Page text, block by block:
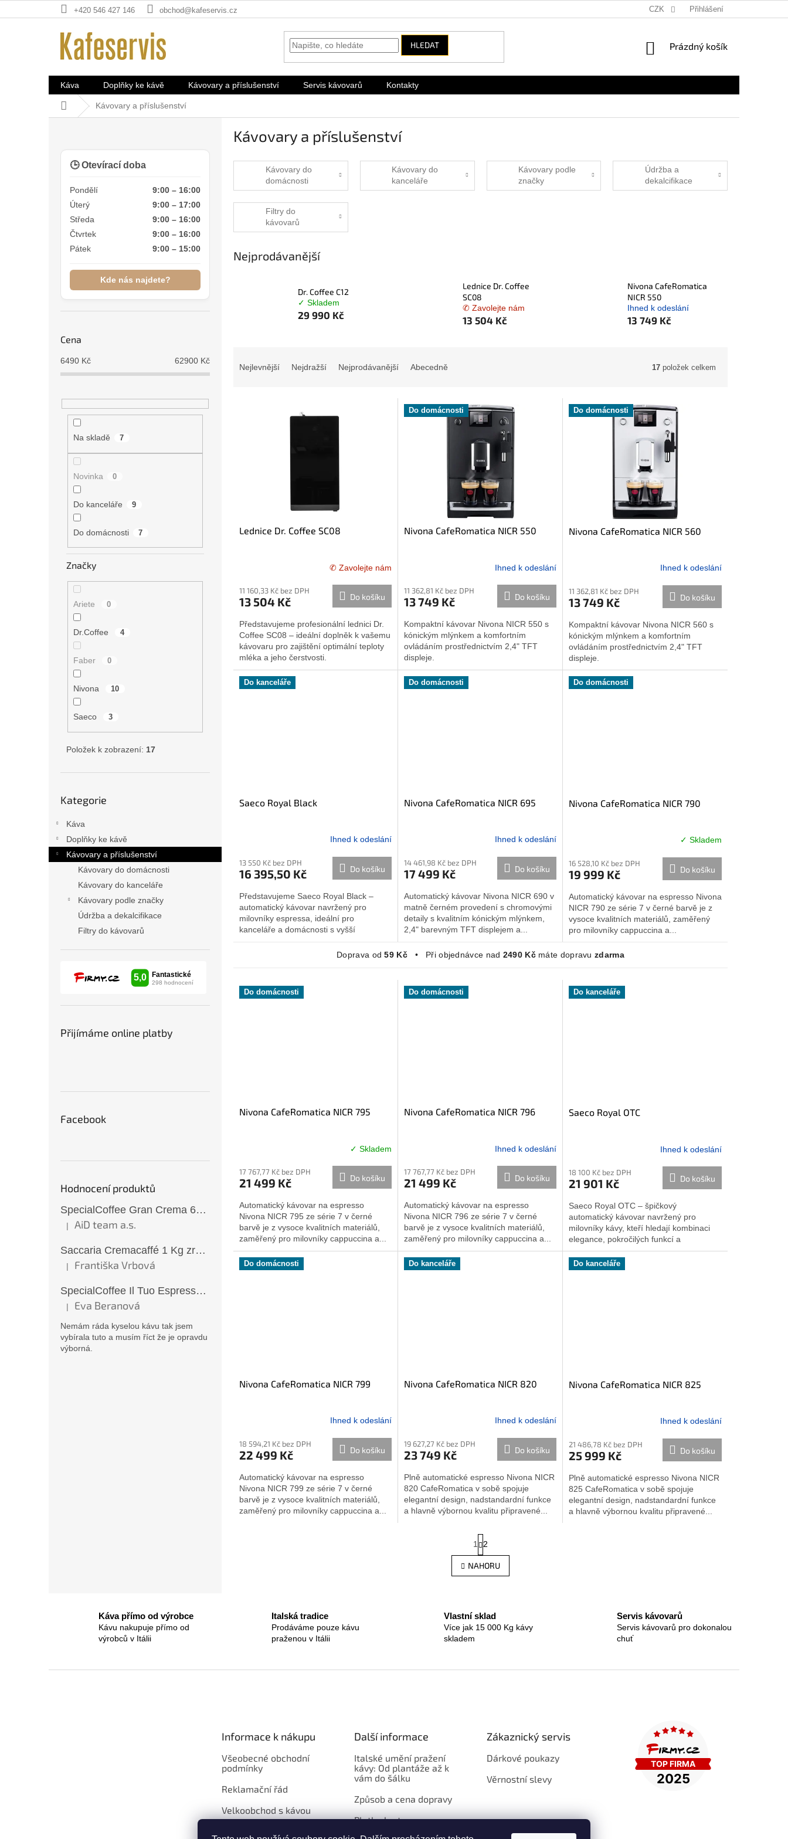
na
+420 546 427 146 obchod@kafeservis.cz CZK Přihlášení
HLEDAT
NÁKUPNÍ
Prázdný košík
Káva Doplňky ke kávě Kávovary a příslušenství Servis kávovarů Kontakty
Domů Kávovary a příslušenství
🕒 Otevírací doba
Pondělí
9:00 – 16:00
Úterý
9:00 – 17:00
Středa
9:00 – 16:00
Čtvrtek
9:00 – 16:00
Pátek
9:00 – 15:00
Kde nás najdete?
Cena
6490 Kč 62900 Kč
Na skladě 7
Novinka 0
Do kanceláře 9
Do domácnosti 7
Značky
Ariete 0
Dr.Coffee 4
Faber 0
Nivona 10
Saeco 3
Položek k zobrazení: 17
kategorie
Kategorie
Káva
Doplňky ke kávě
Kávovary a příslušenství
Kávovary do domácnosti
Kávovary do kanceláře
Kávovary podle značky
Údržba a dekalcifikace
Filtry do kávovarů
Přijímáme online platby
Facebook
Hodnocení produktů
SpecialCoffee Gran Crema 6x1 Kg zrnková káva
Hodnocení produktu je 5 z 5 hvězdiček.
| AiD team a.s.
Saccaria Cremacaffé 1 Kg zrnková káva
Hodnocení produktu je 5 z 5 hvězdiček.
| Františka Vrbová
SpecialCoffee Il Tuo Espresso 1 Kg zrnková káva
Hodnocení produktu je 5 z 5 hvězdiček.
| Eva Beranová
Nemám ráda kyselou kávu tak jsem
vybírala tuto a musím říct že je opravdu
výborná.
Kávovary a příslušenství
Kávovary do
domácnosti
Kávovary do
kanceláře
Kávovary podle
značky
Údržba a
dekalcifikace
Filtry do
kávovarů
Nejprodávanější
Dr. Coffee C12
✓ Skladem
29 990 Kč
Lednice Dr. Coffee
SC08
✆ Zavolejte nám
13 504 Kč
Nivona CafeRomatica
NICR 550
Ihned k odeslání
13 749 Kč
Nejlevnější Nejdražší Nejprodávanější Abecedně 17 položek celkem
Lednice Dr. Coffee SC08
✆ Zavolejte nám
11 160,33 Kč bez DPH
13 504 Kč Do košíku
Představujeme profesionální lednici Dr.
Coffee SC08 – ideální doplněk k vašemu
kávovaru pro zajištění optimální teploty
mléka a jeho čerstvosti.
Do domácnosti
Nivona CafeRomatica NICR 550
Ihned k odeslání
11 362,81 Kč bez DPH
13 749 Kč Do košíku
Kompaktní kávovar Nivona NICR 550 s
kónickým mlýnkem a komfortním
ovládáním prostřednictvím 2,4" TFT
displeje.
Do domácnosti
Nivona CafeRomatica NICR 560
produktu
je
z
5
hvězdiček.
Ihned k odeslání
11 362,81 Kč bez DPH
13 749 Kč Do košíku
Kompaktní kávovar Nivona NICR 560 s
kónickým mlýnkem a komfortním
ovládáním prostřednictvím 2,4" TFT
displeje.
Do kanceláře
Saeco Royal Black
Ihned k odeslání
13 550 Kč bez DPH
16 395,50 Kč Do košíku
Představujeme Saeco Royal Black –
automatický kávovar navržený pro
milovníky espressa, ideální pro
kanceláře a domácnosti s vyšší
Do domácnosti
Nivona CafeRomatica NICR 695
produktu
je
z
5
hvězdiček.
Ihned k odeslání
14 461,98 Kč bez DPH
17 499 Kč Do košíku
Automatický kávovar Nivona NICR 690 v
matně černém provedení s chromovými
detaily s kvalitním kónickým mlýnkem,
2,4" barevným TFT displejem a...
Do domácnosti
Nivona CafeRomatica NICR 790
produktu
je
z
5
hvězdiček.
✓ Skladem
16 528,10 Kč bez DPH
19 999 Kč Do košíku
Automatický kávovar na espresso Nivona
NICR 790 ze série 7 v černé barvě je z
vysoce kvalitních materiálů, zaměřený
pro milovníky cappuccina a...
Doprava od59 Kč• Při objednávce nad 2490 Kčmáte dopravuzdarma
Do domácnosti
Nivona CafeRomatica NICR 795
✓ Skladem
17 767,77 Kč bez DPH
21 499 Kč Do košíku
Automatický kávovar na espresso
Nivona NICR 795 ze série 7 v černé
barvě je z vysoce kvalitních materiálů,
zaměřený pro milovníky cappuccina a...
Do domácnosti
Nivona CafeRomatica NICR 796
Ihned k odeslání
17 767,77 Kč bez DPH
21 499 Kč Do košíku
Automatický kávovar na espresso
Nivona NICR 796 ze série 7 v černé
barvě je z vysoce kvalitních materiálů,
zaměřený pro milovníky cappuccina a...
Do kanceláře
Saeco Royal OTC
Ihned k odeslání
18 100 Kč bez DPH
21 901 Kč Do košíku
Saeco Royal OTC – špičkový
automatický kávovar navržený pro
milovníky kávy, kteří hledají kombinaci
elegance, pokročilých funkcí a
jednoduchosti...
Do domácnosti
Nivona CafeRomatica NICR 799
Ihned k odeslání
18 594,21 Kč bez DPH
22 499 Kč Do košíku
Automatický kávovar na espresso
Nivona NICR 799 ze série 7 v černé
barvě je z vysoce kvalitních materiálů,
zaměřený pro milovníky cappuccina a...
Do kanceláře
Nivona CafeRomatica NICR 820
Ihned k odeslání
19 627,27 Kč bez DPH
23 749 Kč Do košíku
Plně automatické espresso Nivona NICR
820 CafeRomatica v sobě spojuje
elegantní design, nadstandardní funkce
a hlavně výbornou kvalitu připravené...
Do kanceláře
Nivona CafeRomatica NICR 825
Ihned k odeslání
21 486,78 Kč bez DPH
25 999 Kč Do košíku
Plně automatické espresso Nivona NICR
825 CafeRomatica v sobě spojuje
elegantní design, nadstandardní funkce
a hlavně výbornou kvalitu připravené...
O
v
a
c
v
S
t
r
á
n
á
n
1 2
NAHORU
Káva přímo od výrobce
Kávu nakupuje přímo od
výrobců v Itálii
Italská tradice
Prodáváme pouze kávu
praženou v Itálii
Vlastní sklad
Více jak 15 000 Kg kávy
skladem
Servis kávovarů
Servis kávovarů pro dokonalou
chuť
Informace k nákupu
Všeobecné obchodní
podmínky
Reklamační řád
Velkoobchod s kávou
Další informace
Italské umění pražení
kávy: Od plantáže až k
vám do šálku
Způsob a cena dopravy
Platba kartou
Zákaznický servis
Dárkové poukazy
Věrnostní slevy